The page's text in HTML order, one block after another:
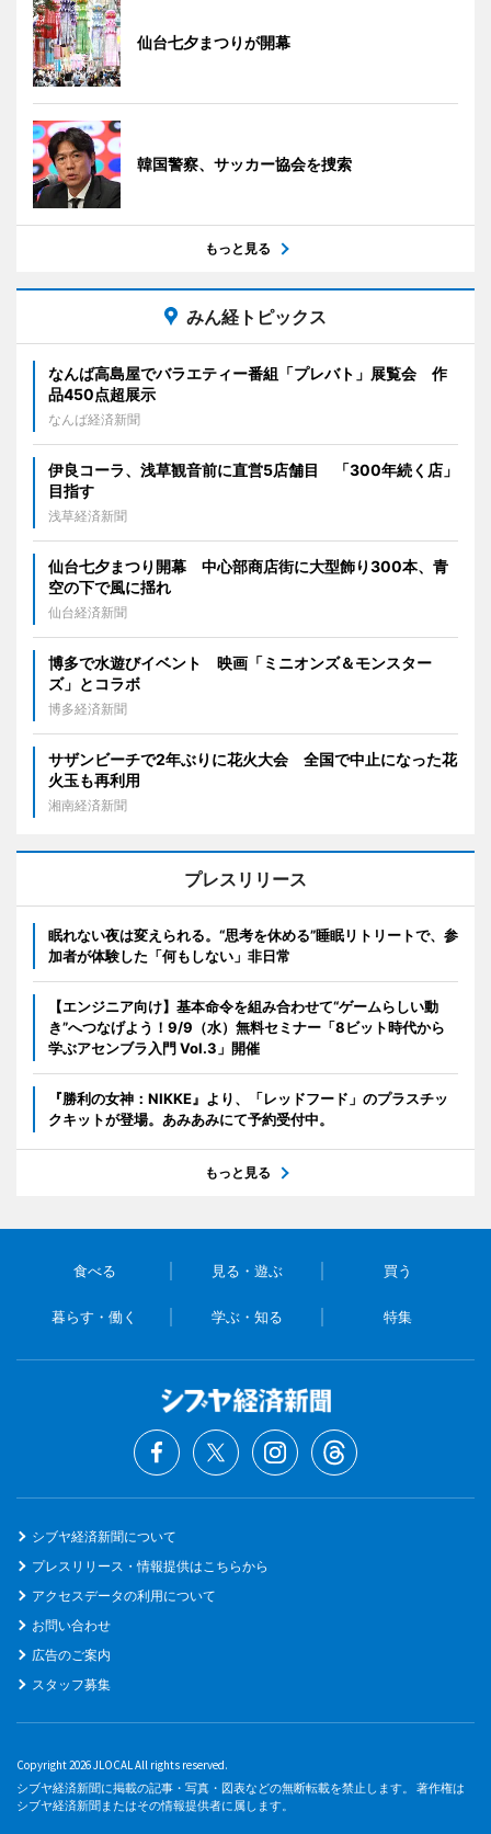
仙台七夕まつりが開幕
韓国警察、サッカー協会を捜索
もっと見る
みん経トピックス
なんば高島屋でバラエティー番組「プレバト」展覧会 作
品450点超展示
なんば経済新聞
伊良コーラ、浅草観音前に直営5店舗目 「300年続く店」
目指す
浅草経済新聞
仙台七夕まつり開幕 中心部商店街に大型飾り300本、青
空の下で風に揺れ
仙台経済新聞
博多で水遊びイベント 映画「ミニオンズ＆モンスター
ズ」とコラボ
博多経済新聞
サザンビーチで2年ぶりに花火大会 全国で中止になった花
火玉も再利用
湘南経済新聞
プレスリリース
眠れない夜は変えられる。“思考を休める”睡眠リトリートで、参
加者が体験した「何もしない」非日常
【エンジニア向け】基本命令を組み合わせて“ゲームらしい動
き”へつなげよう！9/9（水）無料セミナー「8ビット時代から
学ぶアセンブラ入門 Vol.3」開催
『勝利の女神：NIKKE』より、「レッドフード」のプラスチッ
クキットが登場。あみあみにて予約受付中。
もっと見る
食べる 見る・遊ぶ 買う
暮らす・働く 学ぶ・知る 特集
シブヤ経済新聞について
プレスリリース・情報提供はこちらから
アクセスデータの利用について
お問い合わせ
広告のご案内
スタッフ募集
Copyright 2026 JLOCAL All rights reserved.
シブヤ経済新聞に掲載の記事・写真・図表などの無断転載を禁止します。 著作権は
シブヤ経済新聞またはその情報提供者に属します。